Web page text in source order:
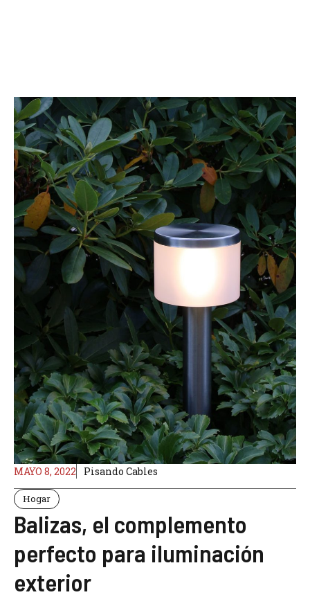
MAYO 8, 2022 Pisando Cables
Hogar
Balizas, el complemento
perfecto para iluminación
exterior